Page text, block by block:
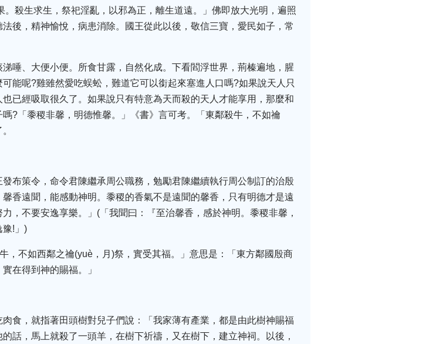
殺生求生，祭祀淫亂，以邪為正，離生道遠。」佛即放大光明，遍照
後，精神愉悅，病患消除。國王從此以後，敬信三寶，愛民如子，常
唾、大便小便。所食甘露，自然化成。下看閻浮世界，荊榛遍地，腥
能呢?雞雖然愛吃蜈蚣，難道它可以銜起來塞進人口嗎?如果說天人只
已經吸取很久了。如果說只有特意為天而殺的天人才能享用，那麼和
?「黍稷非馨，明德惟馨。」《書》言可考。「東鄰殺牛，不如禴
布策令，命令君陳繼承周公職務，勉勵君陳繼續執行周公制訂的治殷
香遠聞，能感動神明。黍稷的香氣不是遠聞的馨香，只有明德才是遠
，不要安逸享樂。」(「我聞曰：『至治馨香，感於神明。黍稷非馨，
豫!」)
，不如西鄰之禴(yuè，月)祭，實受其福。」意思是：「東方鄰國殷商
在得到神的賜福。」
食，就指著田頭樹對兒子們說：「我家薄有產業，都是由此樹神賜福
話，馬上就殺了一頭羊，在樹下祈禱，又在樹下，建立神祠。以後，